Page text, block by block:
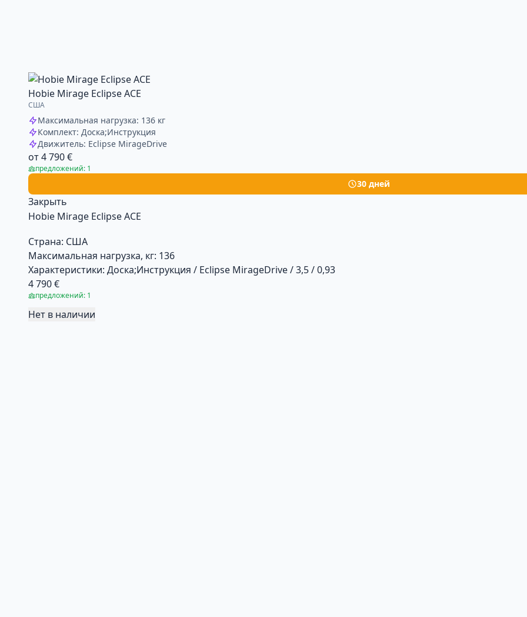
Hobie Mirage Eclipse ACE
США
Максимальная нагрузка: 136 кг
Комплект: Доска;Инструкция
Движитель: Eclipse MirageDrive
от 4 790 €
предложений: 1
30 дней
Закрыть
Hobie Mirage Eclipse ACE
Страна: США
Максимальная нагрузка, кг: 136
Характеристики: Доска;Инструкция / Eclipse MirageDrive / 3,5 / 0,93
4 790 €
предложений: 1
Нет в наличии